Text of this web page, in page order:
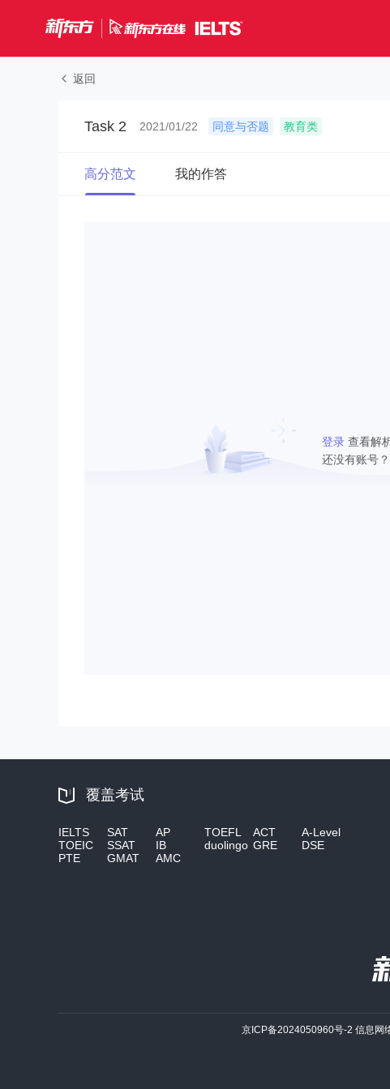
返回
Task 2 2021/01/22 同意与否题 教育类
高分范文 我的作答
登录 查看解
还没有账号？
覆盖考试
IELTS SAT AP TOEFL ACT
A-Level
TOEIC
SSAT IB duolingo GRE
DSE
PTE
GMAT AMC
京ICP备2024050960号-2 信息网